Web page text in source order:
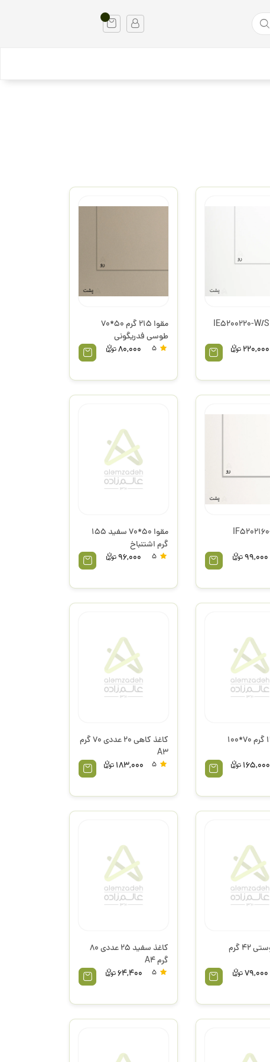
مقوا الر IE5200220-W/S
220,000
مقوا 215 گرم 50*70
طوسی فدریگونی
5
80,000
99,000
مقوا 50*70 سفید 155
گرم اشتنباخ
5
96,000
165,000
کاغذ کاهی 20 عددی 70 گرم
A3
5
183,000
کالک پوستی 42 گرم
79,000
کاغذ سفید 25 عددی 80
گرم A4
5
64,400